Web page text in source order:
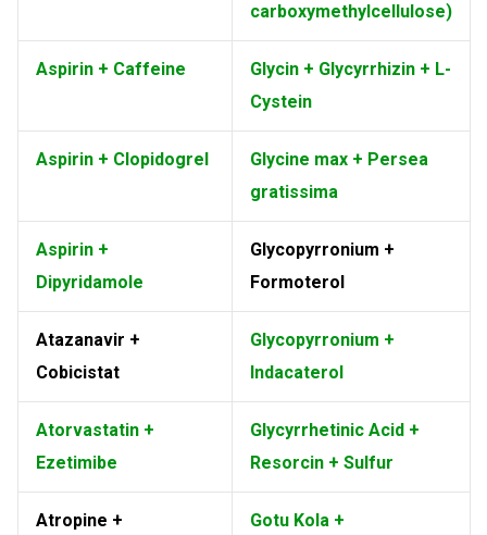
carboxymethylcellulose)
Aspirin + Caffeine
Glycin + Glycyrrhizin + L-
Cystein
Aspirin + Clopidogrel
Glycine max + Persea
gratissima
Aspirin +
Dipyridamole
Glycopyrronium +
Formoterol
Atazanavir +
Cobicistat
Glycopyrronium +
Indacaterol
Atorvastatin +
Ezetimibe
Glycyrrhetinic Acid +
Resorcin + Sulfur
Atropine +
Gotu Kola +